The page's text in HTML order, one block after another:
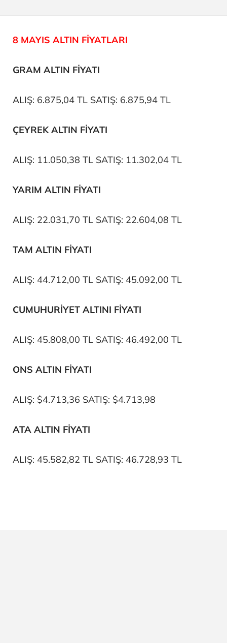
8 MAYIS ALTIN FİYATLARI
GRAM ALTIN FİYATI
ALIŞ: 6.875,04 TL SATIŞ: 6.875,94 TL
ÇEYREK ALTIN FİYATI
ALIŞ: 11.050,38 TL SATIŞ: 11.302,04 TL
YARIM ALTIN FİYATI
ALIŞ: 22.031,70 TL SATIŞ: 22.604,08 TL
TAM ALTIN FİYATI
ALIŞ: 44.712,00 TL SATIŞ: 45.092,00 TL
CUMUHURİYET ALTINI FİYATI
ALIŞ: 45.808,00 TL SATIŞ: 46.492,00 TL
ONS ALTIN FİYATI
ALIŞ: $4.713,36 SATIŞ: $4.713,98
ATA ALTIN FİYATI
ALIŞ: 45.582,82 TL SATIŞ: 46.728,93 TL